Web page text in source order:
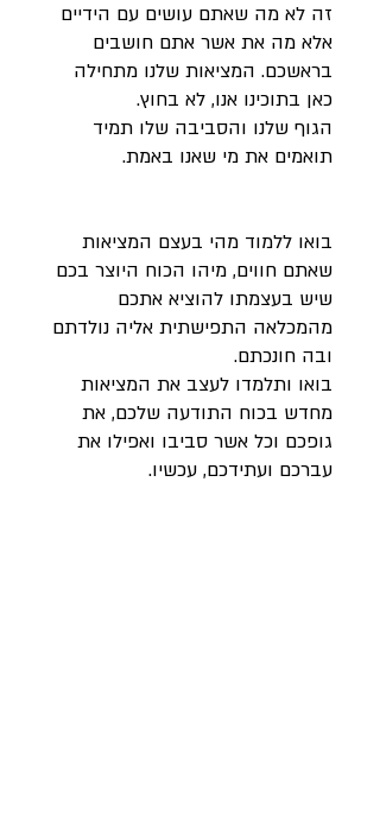
זה לא מה שאתם עושים עם הידיים
אלא מה את אשר אתם חושבים
בראשכם. המציאות שלנו מתחילה
כאן בתוכינו אנו, לא בחוץ.
הגוף שלנו והסביבה שלו תמיד
תואמים את מי שאנו באמת.
בואו ללמוד מהי בעצם המציאות
שאתם חווים, מיהו הכוח היוצר בכם
שיש בעצמתו להוציא אתכם
מהמכלאה התפישתית אליה נולדתם
ובה חונכתם.
בואו ותלמדו לעצב את המציאות
מחדש בכוח התודעה שלכם, את
גופכם וכל אשר סביבו ואפילו את
עברכם ועתידכם, עכשיו.